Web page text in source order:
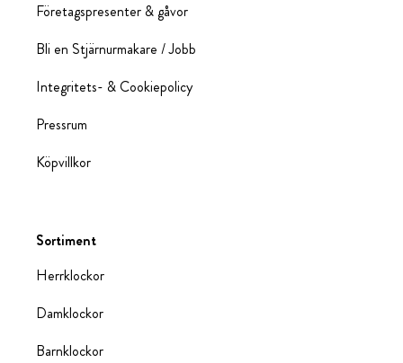
Företagspresenter & gåvor
Bli en Stjärnurmakare / Jobb
Integritets- & Cookiepolicy
Pressrum
Köpvillkor
Sortiment
Herrklockor
Damklockor
Barnklockor